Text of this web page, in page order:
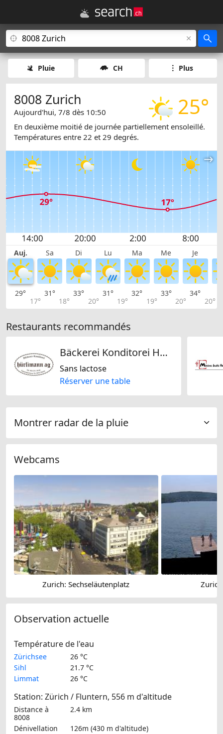
Pluie CH Plus
25°
8008 Zurich
Aujourd'hui, 7/8 dès 10:50
En deuxième moitié de journée partiellement ensoleillé.
Températures entre 22 et 29 degrés.
Auj. Sa Di Lu Ma Me Je
29°
17°
31°
18°
33°
20°
31°
19°
32°
19°
33°
20°
34°
20°
Restaurants recommandés
Bäckerei Konditorei Hürlimann AG
Sans lactose
Réserver une table
Montrer radar de la pluie
Webcams
Zurich: Sechseläutenplatz
Observation actuelle
Température de l'eau
Zürichsee
26 °C
Sihl
21.7 °C
Limmat
26 °C
Station: Zürich / Fluntern, 556 m d'altitude
Distance à
8008
2.4 km
Dénivellation
126m (430 m d'altitude)